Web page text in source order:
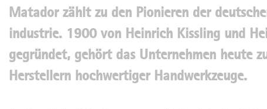
Matador zählt zu den Pionieren der
industrie. 1900 von Heinrich Kissling und
gegründet, gehört das Unternehmen heute
Herstellern hochwertiger Handwerkzeuge.